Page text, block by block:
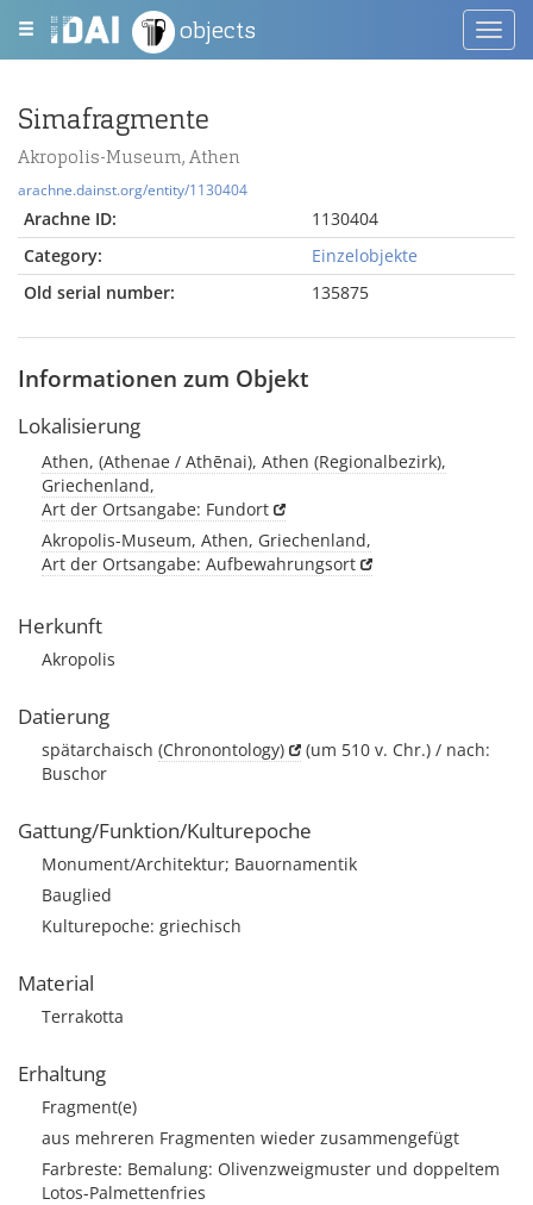
objects
Simafragmente
Akropolis-Museum, Athen
arachne.dainst.org/entity/1130404
Arachne ID:
1130404
Category:
Einzelobjekte
Old serial number:
135875
Informationen zum Objekt
Lokalisierung
Athen, (Athenae / Athēnai), Athen (Regionalbezirk),
Griechenland,
Art der Ortsangabe: Fundort
Akropolis-Museum, Athen, Griechenland,
Art der Ortsangabe: Aufbewahrungsort
Herkunft
Akropolis
Datierung
spätarchaisch (Chronontology)
(um 510 v. Chr.) / nach:
Buschor
Gattung/Funktion/Kulturepoche
Monument/Architektur; Bauornamentik
Bauglied
Kulturepoche: griechisch
Material
Terrakotta
Erhaltung
Fragment(e)
aus mehreren Fragmenten wieder zusammengefügt
Farbreste: Bemalung: Olivenzweigmuster und doppeltem
Lotos-Palmettenfries